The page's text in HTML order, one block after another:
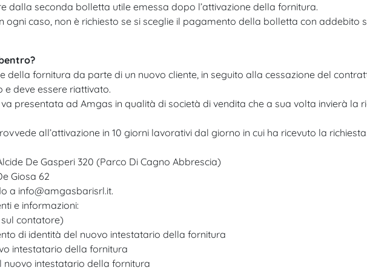
dalla seconda bolletta utile emessa dopo l’attivazione della fornitura.
ogni caso, non è richiesto se si sceglie il pagamento della bolletta con addebito
della fornitura da parte di un nuovo cliente, in seguito alla cessazione del
deve essere riattivato.
presentata ad Amgas in qualità di società di vendita che a sua volta invierà la
all’attivazione in 10 giorni lavorativi dal giorno in cui ha ricevuto la
De Gasperi 320 (Parco Di Cagno Abbrescia)
Giosa 62
a info@amgasbarisrl.it.​
e informazioni:
contatore)
di identità del nuovo intestatario della fornitura
intestatario della fornitura
nuovo intestatario della fornitura